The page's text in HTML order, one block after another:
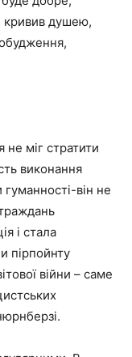
кривив душею,
не міг стратити
виконання
він не
і стала
пірпойнту
війни – саме